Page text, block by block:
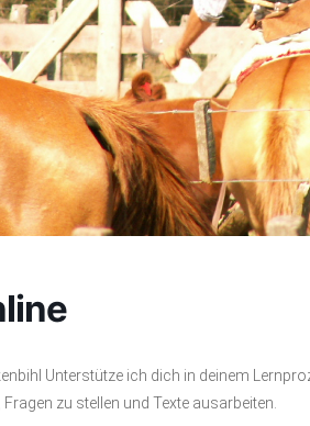
Unterstütze ich dich in deinem
zu stellen und Texte ausarbeiten.